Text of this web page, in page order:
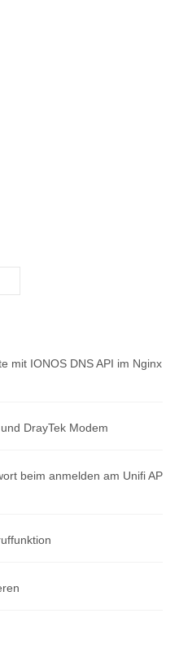
mit IONOS DNS API im Nginx
DrayTek Modem
beim anmelden am Unifi AP